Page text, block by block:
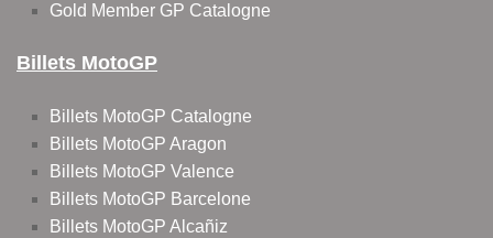
Gold Member GP Catalogne
Billets MotoGP
Billets MotoGP Catalogne
Billets MotoGP Aragon
Billets MotoGP Valence
Billets MotoGP Barcelone
Billets MotoGP Alcañiz